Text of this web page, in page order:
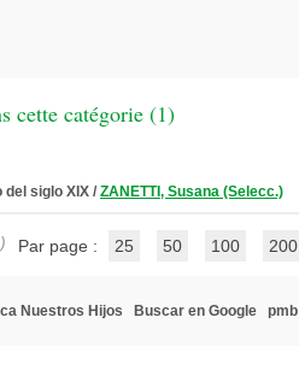
cette catégorie (1)
del siglo XIX / ZANETTI, Susana (Selecc.)
Par page : 25 50 100 200
Nuestros Hijos Buscar en Google pmb